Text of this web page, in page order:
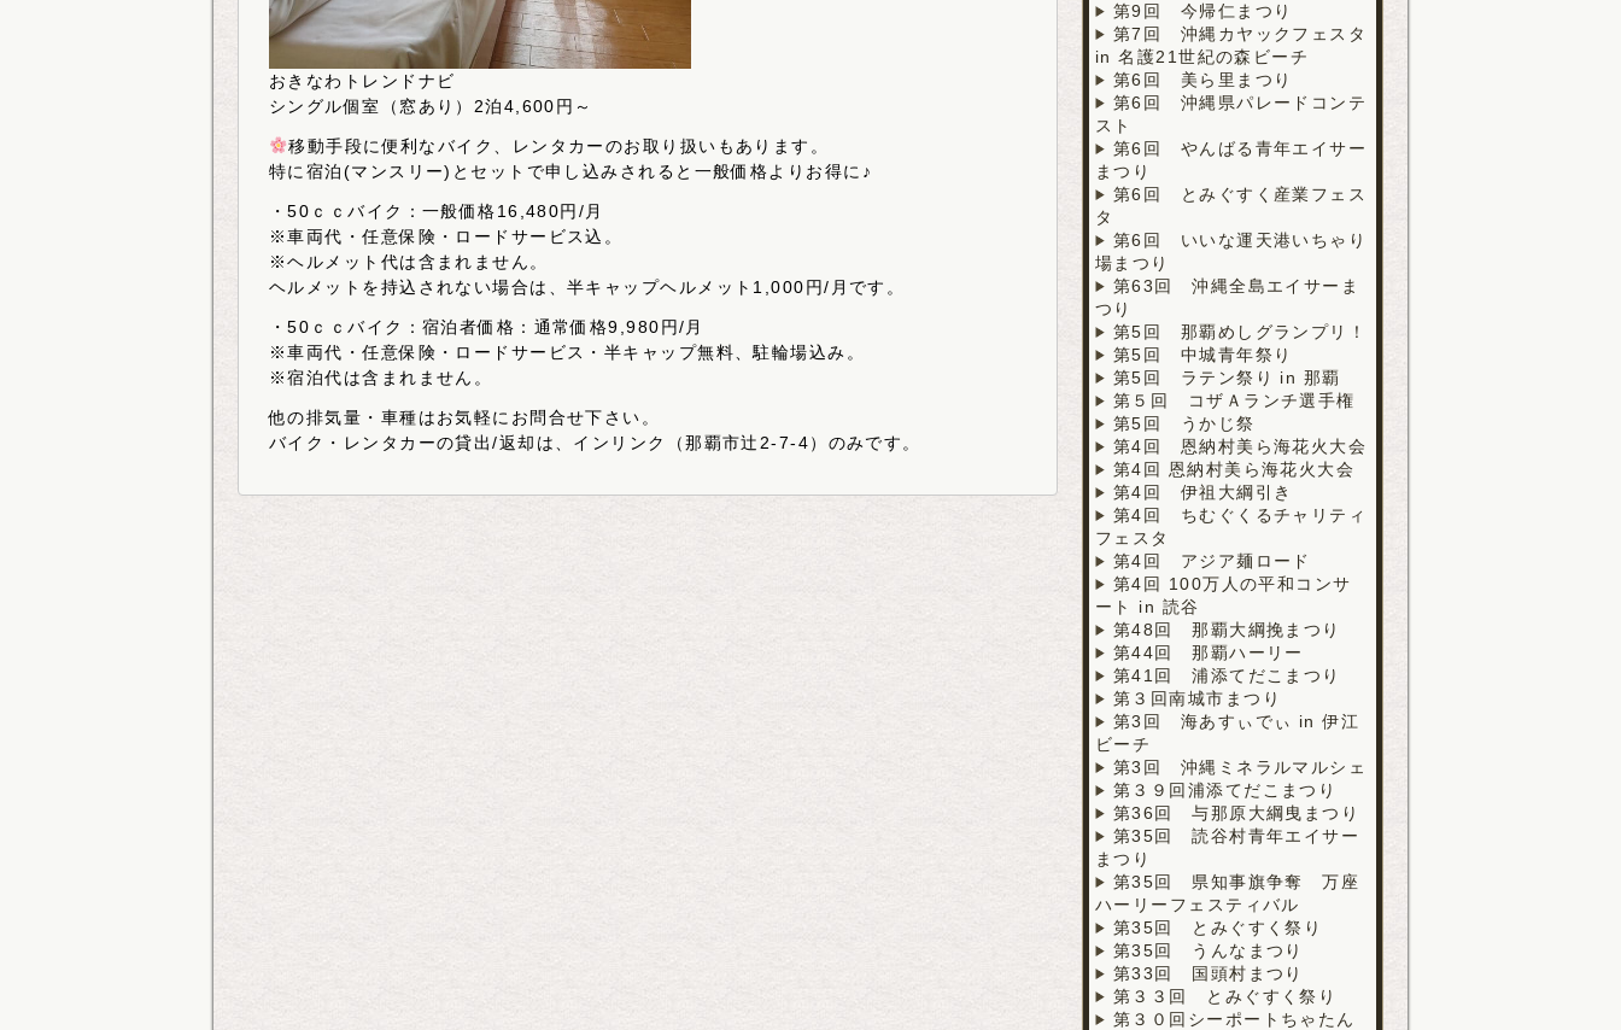
おきなわトレンドナビ
シングル個室（窓あり）2泊4,600円～
移動手段に便利なバイク、レンタカーのお取り扱いもあります。
特に宿泊(マンスリー)とセットで申し込みされると一般価格よりお得に♪
・50ｃｃバイク：一般価格16,480円/月
※車両代・任意保険・ロードサービス込。
※ヘルメット代は含まれません。
ヘルメットを持込されない場合は、半キャップヘルメット1,000円/月です。
・50ｃｃバイク：宿泊者価格：通常価格9,980円/月
※車両代・任意保険・ロードサービス・半キャップ無料、駐輪場込み。
※宿泊代は含まれません。
他の排気量・車種はお気軽にお問合せ下さい。
バイク・レンタカーの貸出/返却は、インリンク（那覇市辻2-7-4）のみです。
第9回 今帰仁まつり
第7回 沖縄カヤックフェスタ
in 名護21世紀の森ビーチ
第6回 美ら里まつり
第6回 沖縄県パレードコンテ
スト
第6回 やんばる青年エイサー
まつり
第6回 とみぐすく産業フェス
タ
第6回 いいな運天港いちゃり
場まつり
第63回 沖縄全島エイサーま
つり
第5回 那覇めしグランプリ！
第5回 中城青年祭り
第5回 ラテン祭り in 那覇
第５回 コザＡランチ選手権
第5回 うかじ祭
第4回 恩納村美ら海花火大会
第4回 恩納村美ら海花火大会
第4回 伊祖大綱引き
第4回 ちむぐくるチャリティ
フェスタ
第4回 アジア麺ロード
第4回 100万人の平和コンサ
ート in 読谷
第48回 那覇大綱挽まつり
第44回 那覇ハーリー
第41回 浦添てだこまつり
第３回南城市まつり
第3回 海あすぃでぃ in 伊江
ビーチ
第3回 沖縄ミネラルマルシェ
第３９回浦添てだこまつり
第36回 与那原大綱曳まつり
第35回 読谷村青年エイサー
まつり
第35回 県知事旗争奪 万座
ハーリーフェスティバル
第35回 とみぐすく祭り
第35回 うんなまつり
第33回 国頭村まつり
第３３回 とみぐすく祭り
第３０回シーポートちゃたん